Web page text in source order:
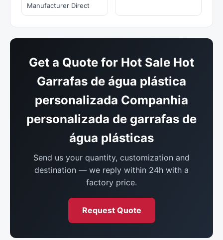
Manufacturer Direct
Get a Quote for Hot Sale Hot
Garrafas de água plástica
personalizada Companhia
personalizada de garrafas de
água plásticas
Send us your quantity, customization and
destination — we reply within 24h with a
factory price.
Request Quote